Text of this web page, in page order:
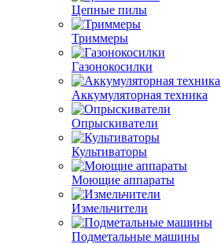
Цепные пилы
Триммеры
Газонокосилки
Аккумуляторная техника
Опрыскиватели
Культиваторы
Моющие аппараты
Измельчители
Подметальные машины